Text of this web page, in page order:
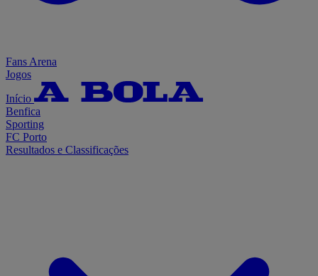
Fans Arena
Jogos
Início
Benfica
Sporting
FC Porto
Resultados e Classificações